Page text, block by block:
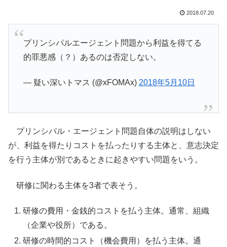
2018.07.20
プリンシパルエージェント問題から利益を得てる
的罪悪感（？）あるのは否定しない。
— 疑い深いトマス (@xFOMAx) 2018年5月10日
プリンシパル・エージェント問題自体の説明はしない
が、利益を得たりコストを払ったりする主体と、意志決定
を行う主体が別であるときに起きやすい問題をいう。
研修に関わる主体を3者で表そう。
研修の費用・金銭的コストを払う主体。通常、組織
（企業や役所）である。
研修の時間的コスト（機会費用）を払う主体。通